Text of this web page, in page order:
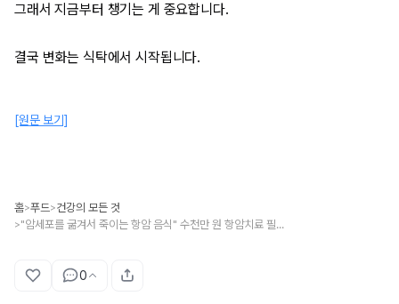
그래서 지금부터 챙기는 게 중요합니다.
결국 변화는 식탁에서 시작됩니다.
[원문 보기]
홈>푸드>건강의 모든 것
> "암세포를 굶겨서 죽이는 항암 음식" 수천만 원 항암치료 필요 없습니다.
0